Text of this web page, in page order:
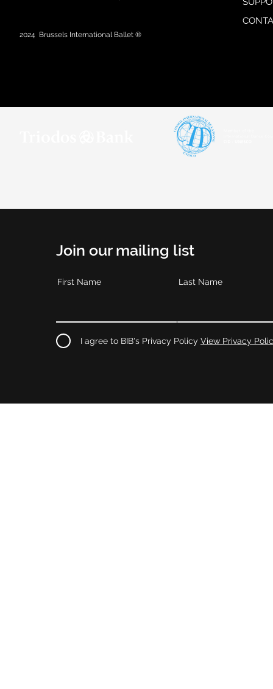
2024 Brussels International Ballet ®
Join our mailing list
First Name Last Name
I agree to BIB's Privacy Policy View Privacy